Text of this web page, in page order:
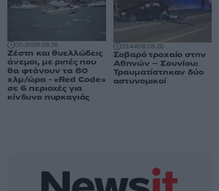
00:3009.08.26
Ζέστη και θυελλώδεις
άνεμοι, με ριπές που
θα φτάνουν τα 80
χλμ/ώρα - «Red Code»
σε 6 περιοχές για
κίνδυνο πυρκαγιάς
23:4408.08.26
Σοβαρό τροχαίο στην
Αθηνών – Σουνίου:
Τραυματίστηκαν δύο
αστυνομικοί